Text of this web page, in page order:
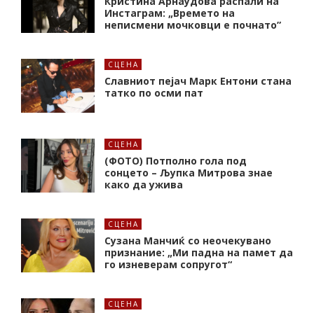
Инстаграм: „Времето на
неписмени мочковци е почнато”
СЦЕНА
Славниот пејач Марк Ентони стана
татко по осми пат
СЦЕНА
(ФОТО) Потполно гола под
сонцето – Љупка Митрова знае
како да ужива
СЦЕНА
Сузана Манчиќ со неочекувано
признание: „Ми падна на памет да
го изневерам сопругот“
СЦЕНА